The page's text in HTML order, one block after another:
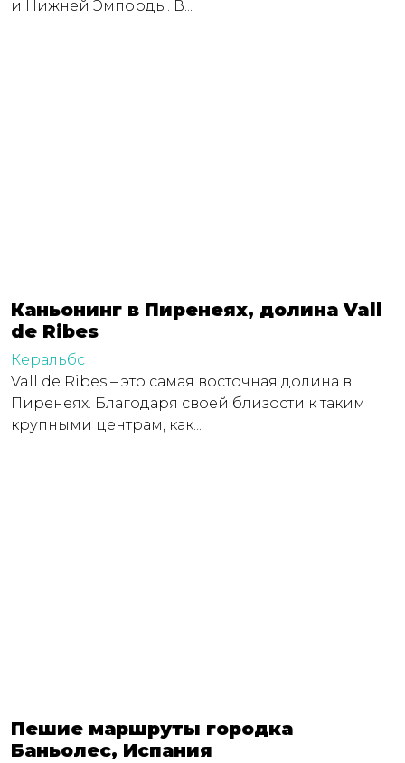
и Нижней Эмпорды. В...
Каньонинг в Пиренеях, долина Vall
de Ribes
Керальбс
Vall de Ribes – это самая восточная долина в
Пиренеях. Благодаря своей близости к таким
крупными центрам, как...
Пешие маршруты городка
Баньолес, Испания